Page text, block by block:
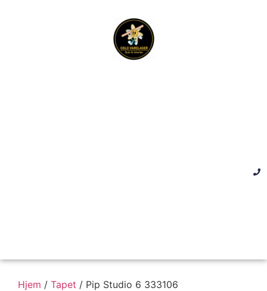
Hjem / Tapet / Pip Studio 6 333106